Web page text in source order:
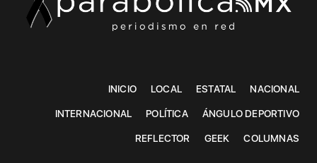
INICIO LOCAL ESTATAL NACIONAL
INTERNACIONAL POLÍTICA ÁNGULO DEPORTIVO
REFLECTOR GEEK COLUMNAS